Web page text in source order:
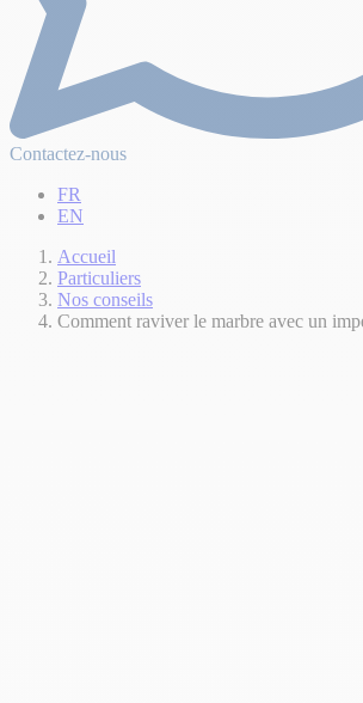
Contactez-nous
FR
EN
Accueil
Particuliers
Nos conseils
Comment raviver le marbre avec un